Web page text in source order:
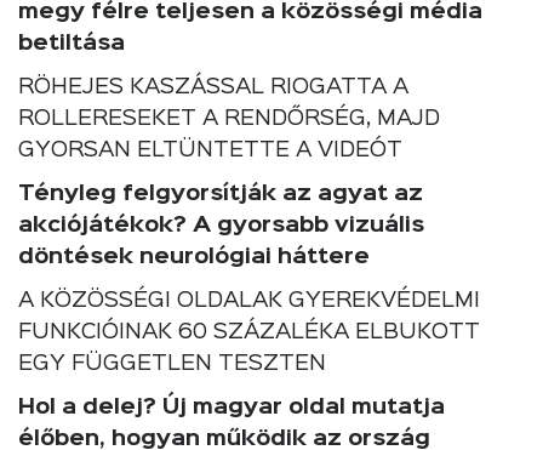
megy félre teljesen a közösségi média
betiltása
RÖHEJES KASZÁSSAL RIOGATTA A
ROLLERESEKET A RENDŐRSÉG, MAJD
GYORSAN ELTÜNTETTE A VIDEÓT
Tényleg felgyorsítják az agyat az
akciójátékok? A gyorsabb vizuális
döntések neurológiai háttere
A KÖZÖSSÉGI OLDALAK GYEREKVÉDELMI
FUNKCIÓINAK 60 SZÁZALÉKA ELBUKOTT
EGY FÜGGETLEN TESZTEN
Hol a delej? Új magyar oldal mutatja
élőben, hogyan működik az ország